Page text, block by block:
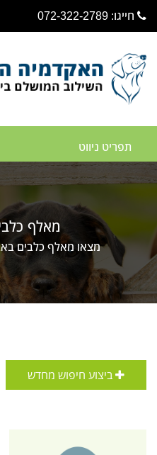
חייגו: 072-322-2789
מאלף
מצאו מאלף כלבים
ביצוע חיפוש מחדש